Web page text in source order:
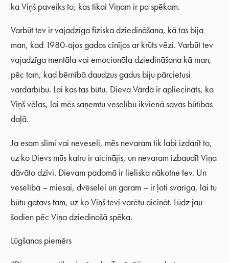
ka Viņš paveiks to, kas tikai Viņam ir pa spēkam.
Varbūt tev ir vajadzīga fiziska dziedināšana, kā tas bija
man, kad 1980-ajos gados cīnījos ar krūts vēzi. Varbūt tev
vajadzīga mentāla vai emocionāla dziedināšana kā man,
pēc tam, kad bērnībā daudzus gadus biju pārcietusi
vardarbību. Lai kas tas būtu, Dieva Vārdā ir apliecināts, ka
Viņš vēlas, lai mēs saņemtu veselību ikvienā savas būtības
daļā.
Ja esam slimi vai neveseli, mēs nevaram tik labi izdarīt to,
uz ko Dievs mūs katru ir aicinājis, un nevaram izbaudīt Viņa
dāvāto dzīvi. Dievam padomā ir lieliska nākotne tev. Un
veselība – miesai, dvēselei un garam – ir ļoti svarīga, lai tu
būtu gatavs tam, uz ko Viņš tevi varētu aicināt. Lūdz jau
šodien pēc Viņa dziedinošā spēka.
Lūgšanas piemērs